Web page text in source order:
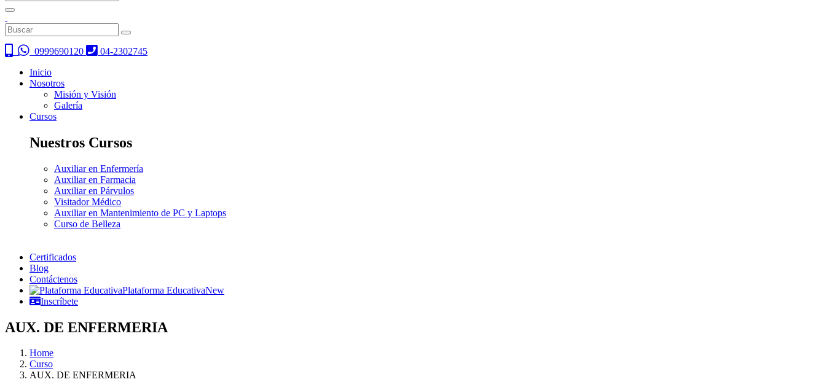
0999690120
04-2302745
Inicio
Nosotros
Misión y Visión
Galería
Cursos
Nuestros Cursos
Auxiliar en Enfermería
Auxiliar en Farmacia
Auxiliar en Párvulos
Visitador Médico
Auxiliar en Mantenimiento de PC y Laptops
Curso de Belleza
Certificados
Blog
Contáctenos
Plataforma EducativaNew
Inscríbete
AUX. DE ENFERMERIA
Home
Curso
AUX. DE ENFERMERIA